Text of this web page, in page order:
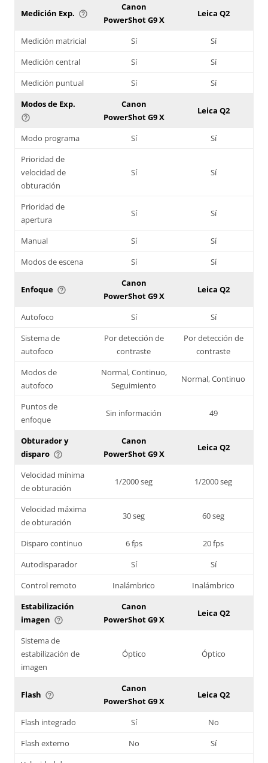
Medición Exp. help_outline
Canon
PowerShot G9 X
Leica Q2
Medición matricial Sí
Sí
Medición central
Sí
Sí
Medición puntual
Sí
Sí
Modos de Exp.
help_outline
Canon
PowerShot G9 X
Leica Q2
Modo programa Sí
Sí
Prioridad de
velocidad de
obturación
Sí Sí
Prioridad de
apertura
Sí Sí
Manual Sí
Sí
Modos de escena
Sí Sí
Enfoque help_outline
Canon
PowerShot G9 X
Leica Q2
Autofoco Sí
Sí
Sistema de
autofoco
Por detección de
contraste
Por detección de
contraste
Modos de
autofoco
Normal, Continuo,
Seguimiento
Normal, Continuo
Puntos de
enfoque
Sin información 49
Obturador y
disparo help_outline
Canon
PowerShot G9 X
Leica Q2
Velocidad mínima
de obturación
1/2000 seg 1/2000 seg
Velocidad máxima
de obturación
30 seg 60 seg
Disparo continuo 6 fps
20 fps
Autodisparador
Sí
Sí
Control remoto
Inalámbrico
Inalámbrico
Estabilización
imagen help_outline
Canon
PowerShot G9 X
Leica Q2
Sistema de
estabilización de
imagen
Óptico Óptico
Flash help_outline
Canon
PowerShot G9 X
Leica Q2
Flash integrado Sí
No
Flash externo
No
Sí